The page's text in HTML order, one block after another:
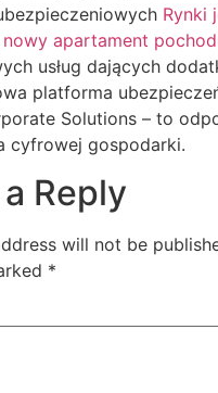
Rynki
nowy apartament
usług dających
platforma
Solutions – to
cyfrowej gospodarki.
Reply
will not be
*